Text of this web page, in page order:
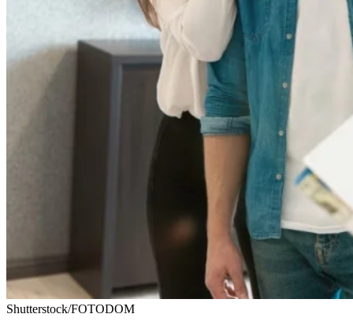
Shutterstock/FOTODOM